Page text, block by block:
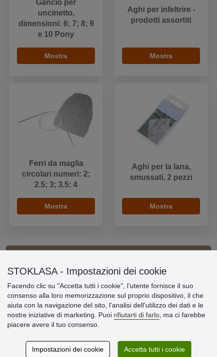
Gancio per
uncinetto,
dimensioni: 6; 7; 8; 9
e 10 Pony
Mostra
Aghi per infeltrire -
prodotti assortiti
Mostra
Ferri da maglia
circolari numeri: 2;
2.5; 3; 3.5; 4
Mostra
Aghi per la lana,
smussati, 2 pezzi
Mostra
Informazioni importanti
» Impostazioni dei cookie
» Termini & Condizioni
» Informativa sulla Privacy
» Consegna e pagamento
» Garanzia e resi
STOKLASA - Impostazioni dei cookie
Facendo clic su "Accetta tutti i cookie", l’utente fornisce il suo
consenso alla loro memorizzazione sul proprio dispositivo, il che
aiuta con la navigazione del sito, l'analisi dell'utilizzo dei dati e le
nostre iniziative di marketing. Puoi rifiutarti di farlo , ma ci farebbe
piacere avere il tuo consenso.
Impostazioni dei cookie Accetta tutti i cookie